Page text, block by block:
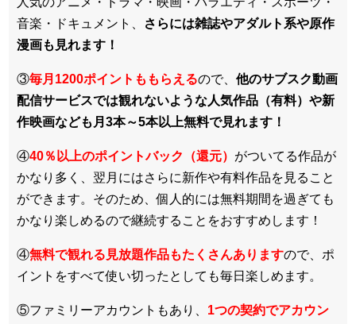
音楽・ドキュメント、
さらには雑誌やアダルト系や原作
漫画も見れます！
③毎月1200ポイントももらえるので、 他のサブスク動画
配信サービスでは観れないような人気作品（有料）や新
作映画なども月3本～5本以上無料で見れます！
④40％以上のポイントバック（還元） がついてる作品が
かなり多く、翌月にはさらに新作や有料作品を見ること
ができます。そのため、個人的には無料期間を過ぎても
かなり楽しめるので継続することをおすすめします！
④無料で観れる見放題作品もたくさんありますので、ポ
イントをすべて使い切ったとしても毎日楽しめます。
⑤ファミリーアカウントもあり、 1つの契約でアカウン